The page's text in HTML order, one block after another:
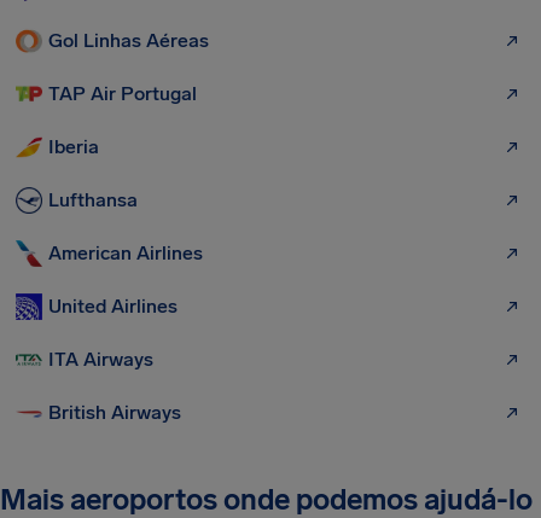
Gol Linhas Aéreas
TAP Air Portugal
Iberia
Lufthansa
American Airlines
United Airlines
ITA Airways
British Airways
Mais aeroportos onde podemos ajudá-lo